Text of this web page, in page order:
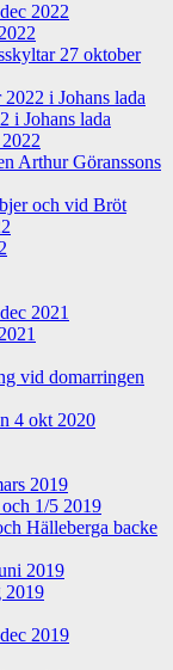
2022
27 oktober
i Johans lada
i Johans lada
Arthur Göranssons
och vid Bröt
2021
vid domarringen
4 okt 2020
2019
1/5 2019
Hälleberga backe
2019
2019
2019